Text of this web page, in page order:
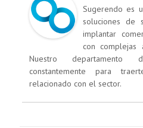
Sugerendo es
soluciones de
implantar
con complejas
Nuestro departamento
constantemente para
relacionado con el sector.